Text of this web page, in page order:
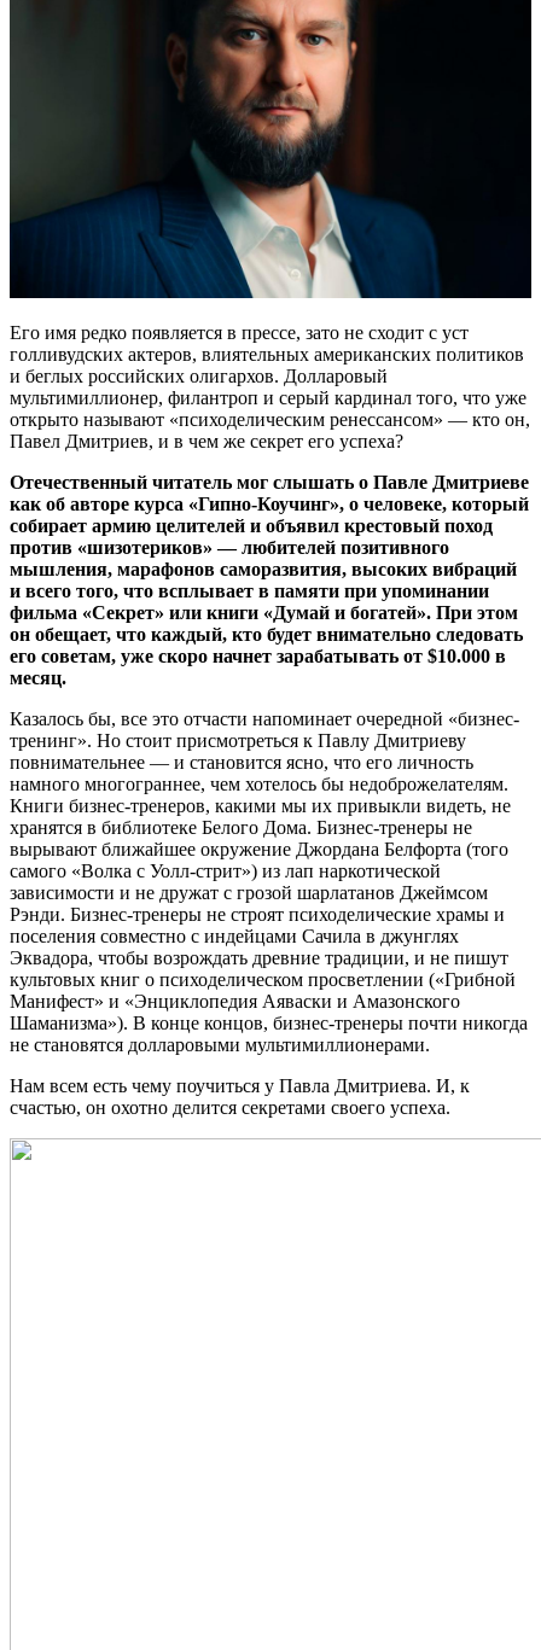
Его имя редко появляется в прессе, зато не сходит с уст
голливудских актеров, влиятельных американских политиков
и беглых российских олигархов. Долларовый
мультимиллионер, филантроп и серый кардинал того, что уже
открыто называют «психоделическим ренессансом» — кто он,
Павел Дмитриев, и в чем же секрет его успеха?
Отечественный читатель мог слышать о Павле Дмитриеве
как об авторе курса «Гипно-Коучинг», о человеке, который
собирает армию целителей и объявил крестовый поход
против «шизотериков» — любителей позитивного
мышления, марафонов саморазвития, высоких вибраций
и всего того, что всплывает в памяти при упоминании
фильма «Секрет» или книги «Думай и богатей». При этом
он обещает, что каждый, кто будет внимательно следовать
его советам, уже скоро начнет зарабатывать от $10.000 в
месяц.
Казалось бы, все это отчасти напоминает очередной «бизнес-
тренинг». Но стоит присмотреться к Павлу Дмитриеву
повнимательнее — и становится ясно, что его личность
намного многограннее, чем хотелось бы недоброжелателям.
Книги бизнес-тренеров, какими мы их привыкли видеть, не
хранятся в библиотеке Белого Дома. Бизнес-тренеры не
вырывают ближайшее окружение Джордана Белфорта (того
самого «Волка с Уолл-стрит») из лап наркотической
зависимости и не дружат с грозой шарлатанов Джеймсом
Рэнди. Бизнес-тренеры не строят психоделические храмы и
поселения совместно с индейцами Сачила в джунглях
Эквадора, чтобы возрождать древние традиции, и не пишут
культовых книг о психоделическом просветлении («Грибной
Манифест» и «Энциклопедия Аяваски и Амазонского
Шаманизма»). В конце концов, бизнес-тренеры почти никогда
не становятся долларовыми мультимиллионерами.
Нам всем есть чему поучиться у Павла Дмитриева. И, к
счастью, он охотно делится секретами своего успеха.